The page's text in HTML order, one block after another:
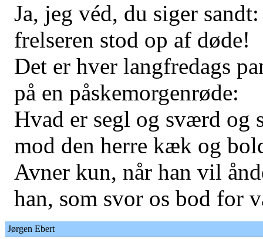
Ja, jeg véd, du siger sandt:
frelseren stod op af døde!
Det er hver langfredags
på en påskemorgenrøde:
Hvad er segl og sværd og
mod den herre kæk og
Avner kun, når han vil
han, som svor os bod for
Jørgen Ebert